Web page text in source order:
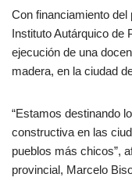
Con financiamiento del
Instituto Autárquico de
ejecución de una
madera, en la ciudad
“Estamos destinando
constructiva en las
pueblos más chicos”,
provincial, Marcelo